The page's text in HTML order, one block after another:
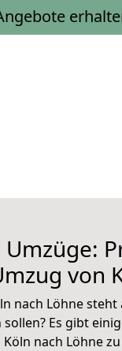
Umzüge:
von
nach Löhne steht
Es gibt
nach Löhne